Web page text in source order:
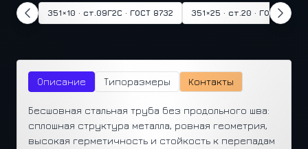
351×10 · ст.09Г2С · ГОСТ 8732 351×25 · ст.20 · ГОСТ 8732
Описание Типоразмеры Контакты
Бесшовная стальная труба без продольного шва:
сплошная структура металла, ровная геометрия,
высокая герметичность и стойкость к перепадам